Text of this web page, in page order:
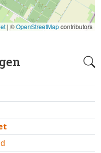
| ©OpenStreetMapcontributors